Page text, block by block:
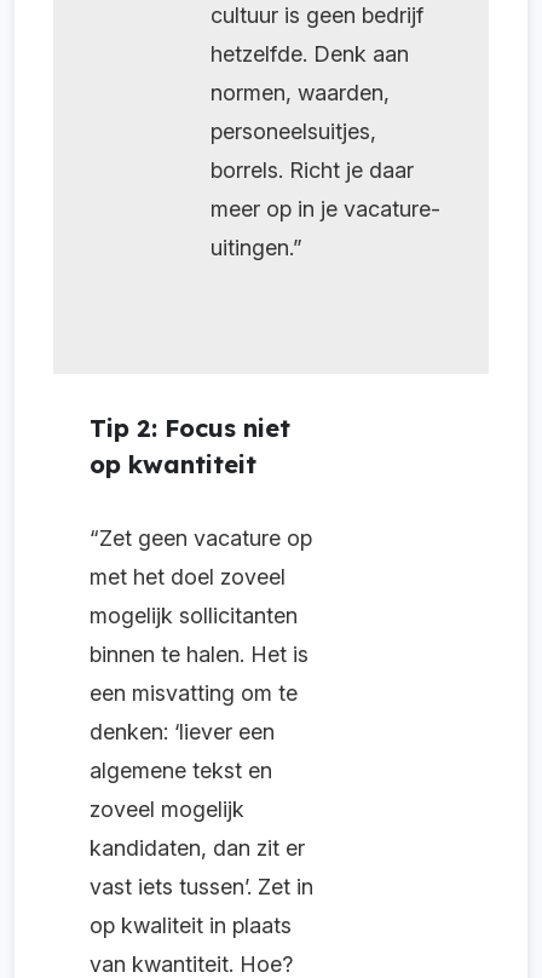
cultuur is geen bedrijf
hetzelfde. Denk aan
normen, waarden,
personeelsuitjes,
borrels. Richt je daar
meer op in je vacature-
uitingen.”
Tip 2: Focus niet
op kwantiteit
“Zet geen vacature op
met het doel zoveel
mogelijk sollicitanten
binnen te halen. Het is
een misvatting om te
denken: ‘liever een
algemene tekst en
zoveel mogelijk
kandidaten, dan zit er
vast iets tussen’. Zet in
op kwaliteit in plaats
van kwantiteit. Hoe?